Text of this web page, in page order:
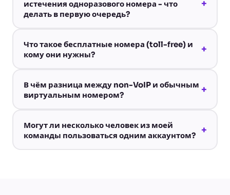
истечения одноразового номера - что
делать в первую очередь?
+
Что такое бесплатные номера (toll-free) и
кому они нужны?
+
В чём разница между non-VoIP и обычным
виртуальным номером?
+
Могут ли несколько человек из моей
команды пользоваться одним аккаунтом?
+